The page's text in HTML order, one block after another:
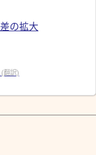
の拡大
翻訳)